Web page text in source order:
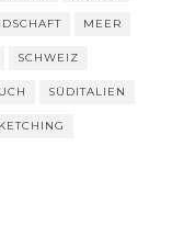
MEER
SCHWEIZ
SÜDITALIEN